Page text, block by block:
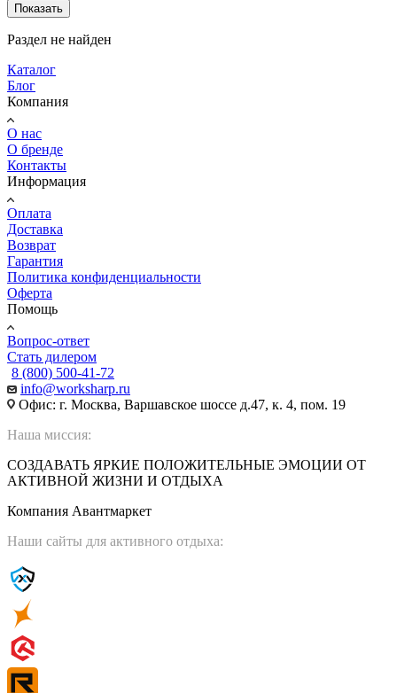
Показать
Раздел не найден
Каталог
Блог
Компания
О нас
О бренде
Контакты
Информация
Оплата
Доставка
Возврат
Гарантия
Политика конфиденциальности
Оферта
Помощь
Вопрос-ответ
Стать дилером
8 (800) 500-41-72
info@worksharp.ru
Офис: г. Москва, Варшавское шоссе д.47, к. 4, пом. 19
Наша миссия:
СОЗДАВАТЬ ЯРКИЕ ПОЛОЖИТЕЛЬНЫЕ ЭМОЦИИ ОТ
АКТИВНОЙ ЖИЗНИ И ОТДЫХА
Компания Авантмаркет
Наши сайты для активного отдыха: